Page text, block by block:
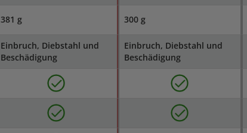
381 g 300 g
Einbruch, Diebstahl und
Beschädigung
Einbruch, Diebstahl und
Beschädigung